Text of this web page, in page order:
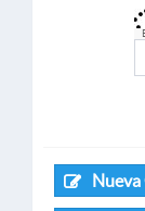
Nueva